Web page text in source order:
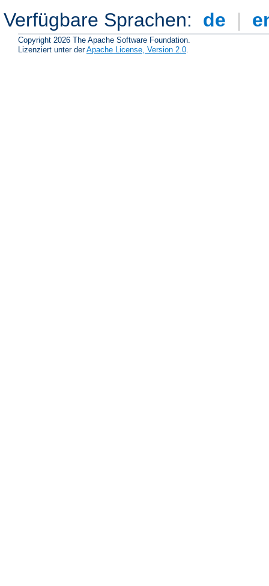
Verfügbare Sprachen: de |
Copyright 2026 The Apache Software Foundation.
Lizenziert unter derApache License, Version 2.0.